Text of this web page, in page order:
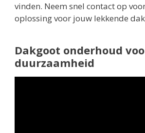
vinden. Neem snel contact op
oplossing voor jouw lekkende
Dakgoot onderhoud
duurzaamheid